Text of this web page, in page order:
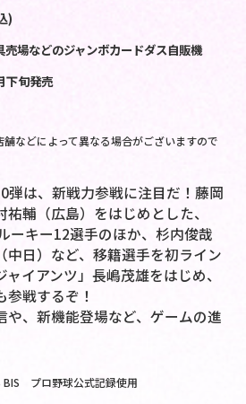
)
売場などのジャンボカードダス自販機
下旬発売
などによって異なる場合がございますので
弾は、新戦力参戦に注目だ！藤岡
輔（広島）をはじめとした、
ーキー12選手のほか、杉内俊哉
中日）など、移籍選手を初ライン
イアンツ」長嶋茂雄をはじめ、
戦するぞ！
や、新機能登場など、ゲームの進
プロ野球公式記録使用